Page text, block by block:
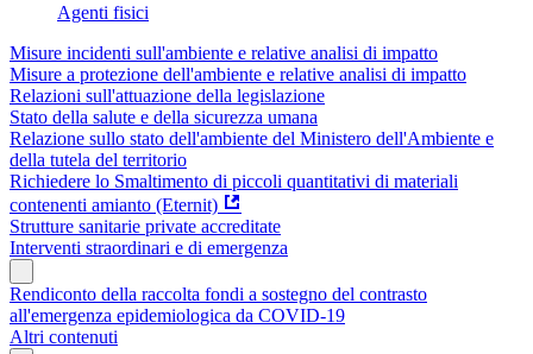
Agenti fisici
Misure incidenti sull'ambiente e relative analisi di impatto
Misure a protezione dell'ambiente e relative analisi di impatto
Relazioni sull'attuazione della legislazione
Stato della salute e della sicurezza umana
Relazione sullo stato dell'ambiente del Ministero dell'Ambiente e
della tutela del territorio
Richiedere lo Smaltimento di piccoli quantitativi di materiali
contenenti amianto (Eternit)
Strutture sanitarie private accreditate
Interventi straordinari e di emergenza
Rendiconto della raccolta fondi a sostegno del contrasto
all'emergenza epidemiologica da COVID-19
Altri contenuti